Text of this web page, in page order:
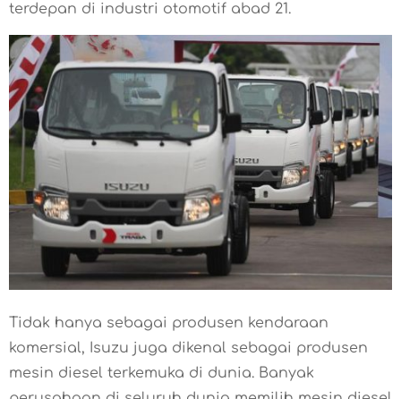
terdepan di industri otomotif abad 21.
Tidak hanya sebagai produsen kendaraan
komersial, Isuzu juga dikenal sebagai produsen
mesin diesel terkemuka di dunia. Banyak